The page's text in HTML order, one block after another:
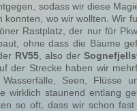
sodass wir diese
konnten, wo wir wollten. Wir
Rastplatz, der nur für
ohne dass die Bäume
RV55 , also der
der Strecke haben wir
Seen, Flüsse
wirklich staunend entlang
so oft, dass wir schon